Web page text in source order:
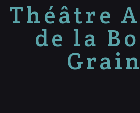
Théâtre
de la